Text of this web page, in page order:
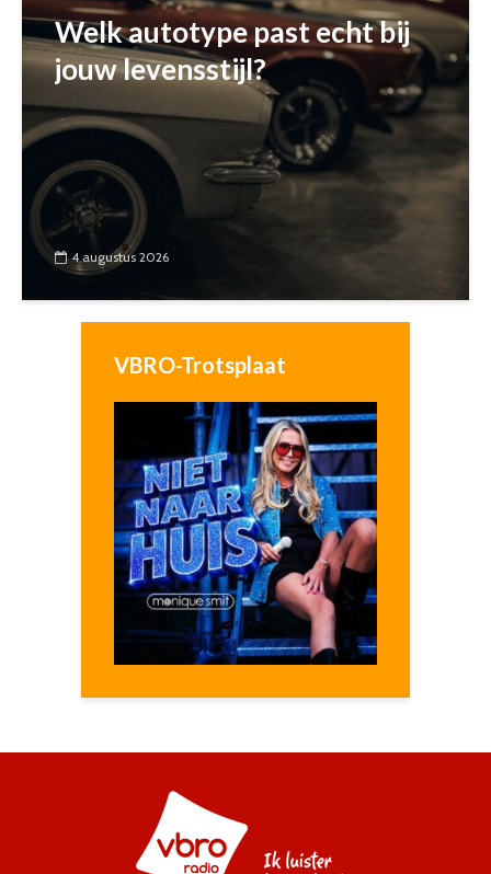
Welk autotype past echt bij
jouw levensstijl?
4 augustus 2026
VBRO-Trotsplaat